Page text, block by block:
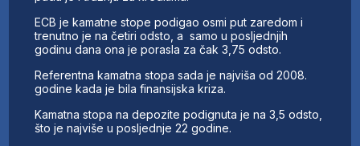
KONTAKT
ECB je kamatne stope podigao osmi put zaredom i
trenutno je na četiri odsto, a samo u posljednjih
godinu dana ona je porasla za čak 3,75 odsto.
Referentna kamatna stopa sada je najviša od 2008.
godine kada je bila finansijska kriza.
Kamatna stopa na depozite podignuta je na 3,5 odsto,
što je najviše u posljednje 22 godine.